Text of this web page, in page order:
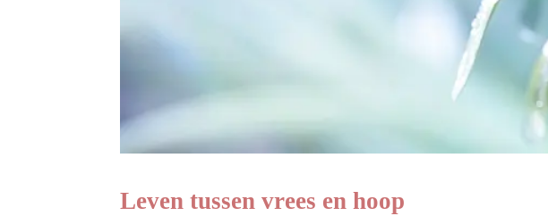
Leven tussen vrees en hoop